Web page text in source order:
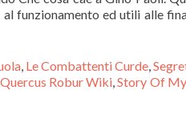
, Le Combattenti Curde,
Quercus Robur Wiki,Story Of